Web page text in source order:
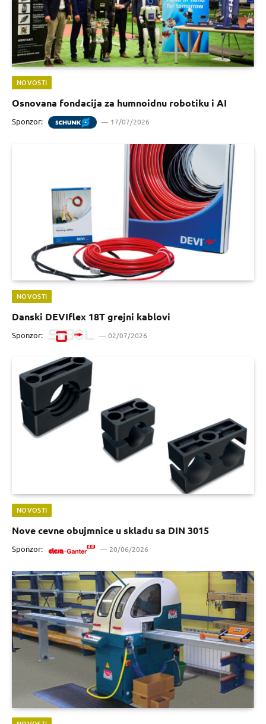
NOVOSTI
Osnovana fondacija za humnoidnu robotiku i AI
Sponzor: 17/07/2026
NOVOSTI
Danski DEVIflex 18T grejni kablovi
Sponzor: 02/07/2026
NOVOSTI
Nove cevne obujmnice u skladu sa DIN 3015
Sponzor: 20/06/2026